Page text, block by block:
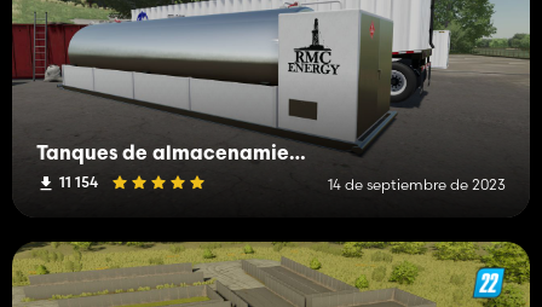
Tanques de almacenamiento de yacimientos petrolíferos
11 154 14 de septiembre de 2023